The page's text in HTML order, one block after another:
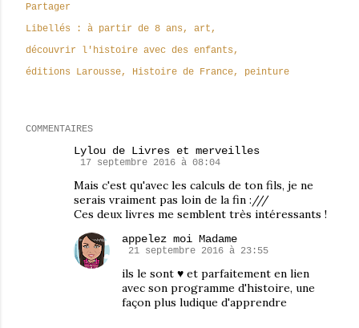
Partager
Libellés :
à partir de 8 ans
art
découvrir l'histoire avec des enfants
éditions Larousse
Histoire de France peinture
COMMENTAIRES
Lylou de Livres et merveilles
17 septembre 2016 à 08:04
Mais c'est qu'avec les calculs de ton fils, je ne
serais vraiment pas loin de la fin :///
Ces deux livres me semblent très intéressants !
appelez moi Madame
21 septembre 2016 à 23:55
ils le sont ♥ et parfaitement en lien
avec son programme d'histoire, une
façon plus ludique d'apprendre